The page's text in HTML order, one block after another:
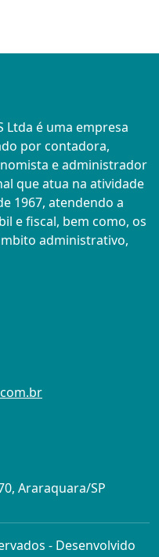
Ltda é uma empresa
por contadora,
e administrador
que atua na atividade
1967, atendendo a
e fiscal, bem como, os
administrativo,
Araraquara/SP
- Desenvolvido